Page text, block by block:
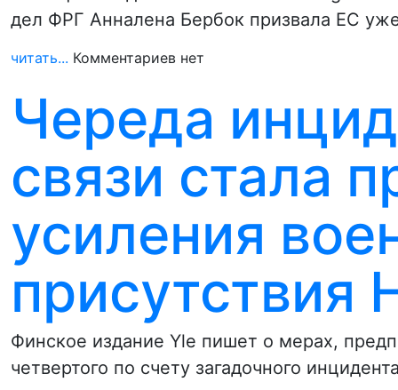
дел ФРГ Анналена Бербок призвала ЕС
читать... Комментариев нет
Череда
связи стала
усиления
присутствия
Финское издание Yle пишет о мерах,
четвертого по счету загадочного